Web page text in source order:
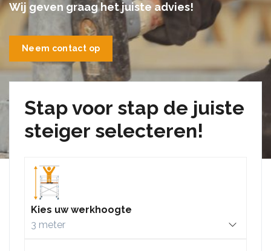
Wij geven graag het juiste advies!
Neem contact op
Stap voor stap de juiste
steiger selecteren!
Kies uw werkhoogte